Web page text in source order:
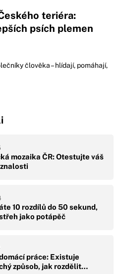
teriéra:
psích plemen
člověka – hlídají, pomáhají,
mozaika ČR: Otestujte váš
10 rozdílů do 50 sekund,
jako potápěč
práce: Existuje
způsob, jak rozdělit…